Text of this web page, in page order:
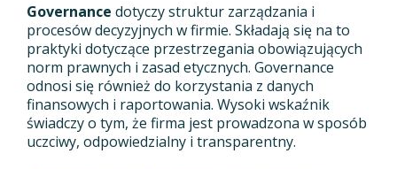
Governance dotyczy struktur zarządzania i
procesów decyzyjnych w firmie. Składają się na to
praktyki dotyczące przestrzegania obowiązujących
norm prawnych i zasad etycznych. Governance
odnosi się również do korzystania z danych
finansowych i raportowania. Wysoki wskaźnik
świadczy o tym, że firma jest prowadzona w sposób
uczciwy, odpowiedzialny i transparentny.